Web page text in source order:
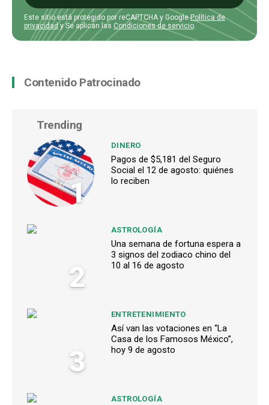
Este sitio está protegido por reCAPTCHA y GooglePolítica de
privacidady Se aplican las Condiciones de servicio.
Contenido Patrocinado
Trending
1
DINERO
Pagos de $5,181 del Seguro
Social el 12 de agosto: quiénes
lo reciben
2
ASTROLOGÍA
Una semana de fortuna espera a
3 signos del zodiaco chino del
10 al 16 de agosto
3
ENTRETENIMIENTO
Así van las votaciones en “La
Casa de los Famosos México”,
hoy 9 de agosto
ASTROLOGÍA